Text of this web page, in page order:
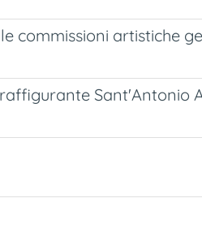
commissioni artistiche
Sant'Antonio